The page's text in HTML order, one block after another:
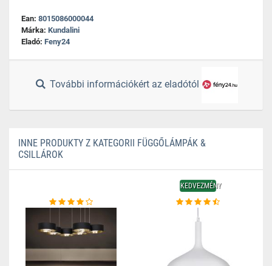
Ean: 8015086000044
Márka: Kundalini
Eladó: Feny24
További információkért az eladótól
INNE PRODUKTY Z KATEGORII FÜGGŐLÁMPÁK &
CSILLÁROK
KEDVEZMÉNY